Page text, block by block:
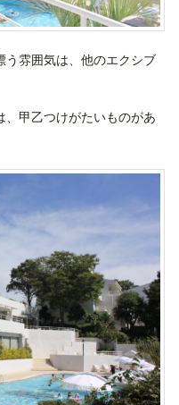
う雰囲気は、他のエクシブ
、甲乙つけがたいものがあ